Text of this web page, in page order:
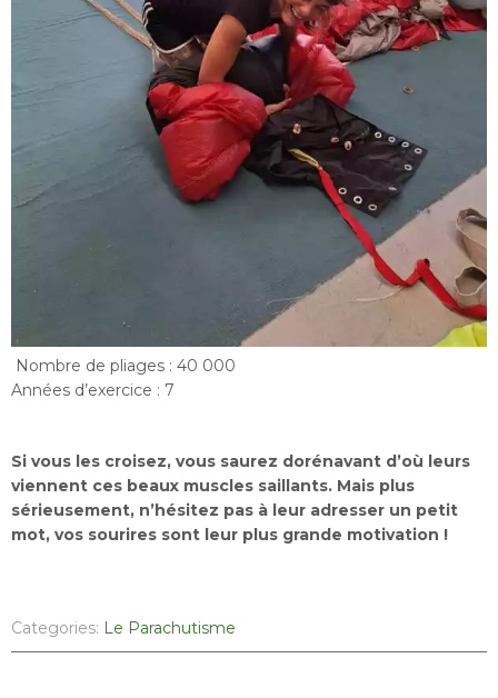
Nombre de pliages : 40 000
Années d’exercice : 7
Si vous les croisez, vous saurez dorénavant d’où leurs
viennent ces beaux muscles saillants. Mais plus
sérieusement, n’hésitez pas à leur adresser un petit
mot, vos sourires sont leur plus grande motivation !
Categories: Le Parachutisme